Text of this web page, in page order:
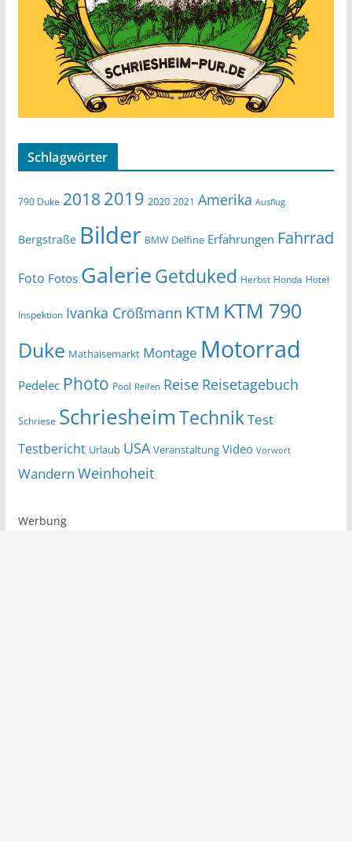
Schlagwörter
790 Duke 2018 2019 2020 2021 Amerika Ausflug
Bergstraße Bilder BMW Delfine Erfahrungen Fahrrad
Foto Fotos GalerieGetduked Herbst Honda Hotel
Inspektion Ivanka Crößmann KTM KTM 790
Duke Mathaisemarkt Montage Motorrad
Pedelec Photo Pool Reifen Reise Reisetagebuch
Schriese SchriesheimTechnikTest
Testbericht Urlaub USA Veranstaltung Video Vorwort
Wandern Weinhoheit
Werbung